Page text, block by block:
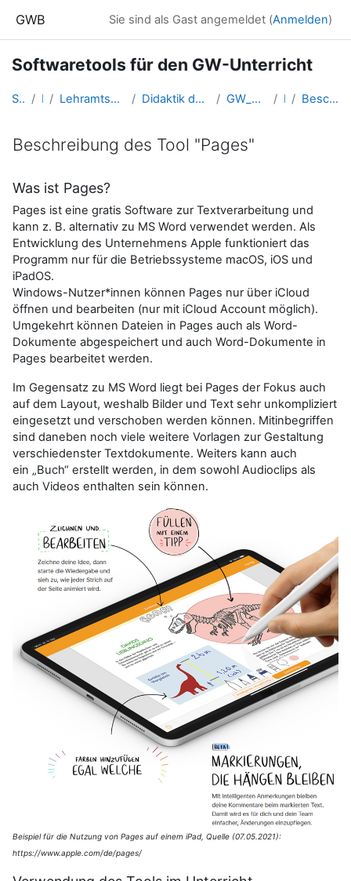
GWB Sie sind als Gast angemeldet (Anmelden)
Softwaretools für den GW-Unterricht
Startseite Kurse Lehramtsausbildung GW im Cluster Österreich Mitte Didaktik der Geo- und Wirtschaftsmedien (GW B 5.2) GW_FDgeomedien_Softwaretools Pages Beschreibung des Tool "Pages"
Beschreibung des Tool "Pages"
Was ist Pages?
Pages ist eine gratis Software zur Textverarbeitung und
kann z. B. alternativ zu MS Word verwendet werden. Als
Entwicklung des Unternehmens Apple funktioniert das
Programm nur für die Betriebssysteme macOS, iOS und
iPadOS.
Windows-Nutzer*innen können Pages nur über iCloud
öffnen und bearbeiten (nur mit iCloud Account möglich).
Umgekehrt können Dateien in Pages auch als Word-
Dokumente abgespeichert und auch Word-Dokumente in
Pages bearbeitet werden.
Im Gegensatz zu MS Word liegt bei Pages der Fokus auch
auf dem Layout, weshalb Bilder und Text sehr unkompliziert
eingesetzt und verschoben werden können. Mitinbegriffen
sind daneben noch viele weitere Vorlagen zur Gestaltung
verschiedenster Textdokumente. Weiters kann auch
ein „Buch“ erstellt werden, in dem sowohl Audioclips als
auch Videos enthalten sein können.
Beispiel für die Nutzung von Pages auf einem iPad, Quelle (07.05.2021):
https://www.apple.com/de/pages/